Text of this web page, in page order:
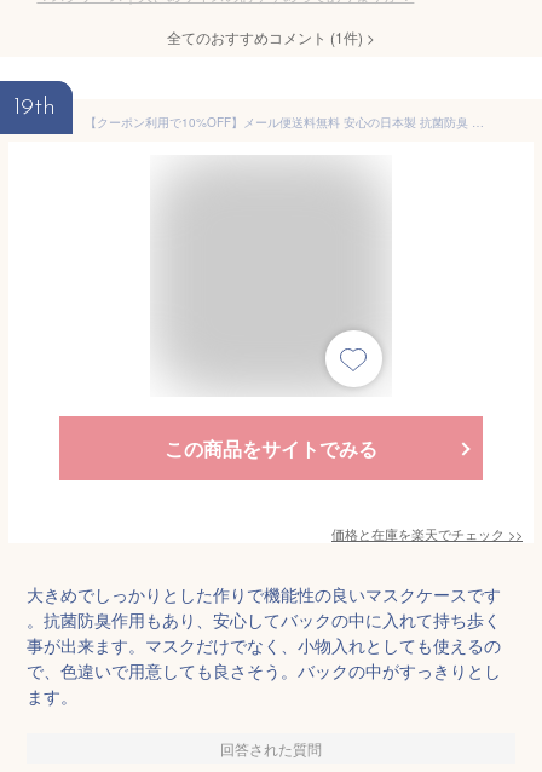
全てのおすすめコメント (1件) >
19th
【クーポン利用で10%OFF】メール便送料無料 安心の日本製 抗菌防臭 ポーチ マスクケース トラベルポーチ 化粧ポーチ フラットポーチ ナイロン 大容量 大きめ 仕分け バイオライナー SEKマーク ファスナー レディース 大人 学生 通帳 入れ 収納 持ち運び 携帯用 かわいい
この商品をサイトでみる
価格と在庫を楽天でチェック >>
大きめでしっかりとした作りで機能性の良いマスクケースです
。抗菌防臭作用もあり、安心してバックの中に入れて持ち歩く
事が出来ます。マスクだけでなく、小物入れとしても使えるの
で、色違いで用意しても良さそう。バックの中がすっきりとし
ます。
回答された質問